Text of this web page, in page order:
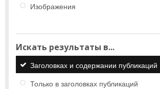
Изображения
Искать результаты в...
Заголовках и содержании публикаций
Только в заголовках публикаций